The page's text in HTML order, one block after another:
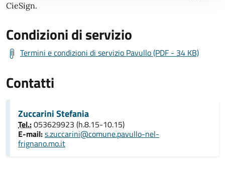
CieSign.
Condizioni di servizio
Termini e condizioni di servizio Pavullo (PDF - 34 KB)
Contatti
Zuccarini Stefania
Tel.:053629923 (h.8.15-10.15)
E-mail:s.zuccarini@comune.pavullo-nel-
frignano.mo.it